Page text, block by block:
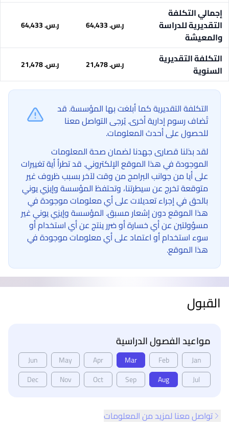
إجمالي التكلفة
التقديرية للدراسة
والمعيشة
ر.س.‏ 64,433 ر.س.‏ 64,433
التكلفة التقديرية
السنوية
ر.س.‏ 21,478 ر.س.‏ 21,478
التكلفة التقديرية كما أبلغت بها المؤسسة. قد
تُضاف رسوم إدارية أخرى. يُرجى التواصل معنا
للحصول على أحدث المعلومات.
لقد بذلنا قصارى جهدنا لضمان صحة المعلومات
الموجودة في هذا الموقع الإلكتروني. قد تطرأ أية تغييرات
على أيا من جوانب البرامج من وقت لآخر بسبب ظروف غير
متوقعة تخرج عن سيطرتنا، وتحتفظ المؤسسة وإيزي يوني
بالحق في إجراء تعديلات على أي معلومات موجودة في
هذا الموقع دون إشعار مسبق. المؤسسة وإيزي يوني غير
مسؤولتين عن أي خسارة أو ضرر ينتج عن أي استخدام أو
سوء استخدام أو اعتماد على أي معلومات موجودة في
هذا الموقع.
القبول
مواعيد الفصول الدراسية
Jan
Feb
Mar
Apr
May
Jun
Jul
Aug
Sep
Oct
Nov
Dec
تواصل معنا لمزيد من المعلومات